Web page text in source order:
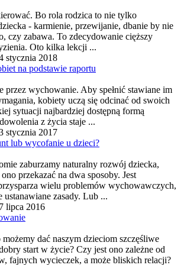
Bo rola rodzica to nie tylko
- karmienie, przewijanie, dbanie by nie
czy zabawa. To zdecydowanie cięższy
Oto kilka lekcji ...
stycznia 2018
na podstawie raportu
przez wychowanie. Aby spełnić stawiane im
kobiety uczą się odcinać od swoich
sytuacji najbardziej dostępną formą
z życia staje ...
stycznia 2017
lub wycofanie u dzieci?
zaburzamy naturalny rozwój dziecka,
przekazać na dwa sposoby. Jest
wielu problemów wychowawczych,
ustanawiane zasady. Lub ...
lipca 2016
dać naszym dzieciom szczęśliwe
start w życie? Czy jest ono zależne od
fajnych wycieczek, a może bliskich relacji?